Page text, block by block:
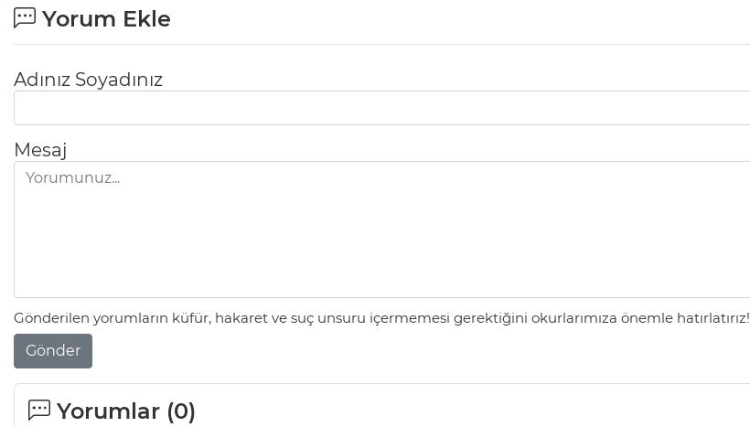
Yorum Ekle
Adınız Soyadınız
Mesaj
Gönderilen yorumların küfür, hakaret ve suç unsuru içermemesi gerektiğini okurlarımıza önemle hatırlatırız!
Gönder
Yorumlar (0)